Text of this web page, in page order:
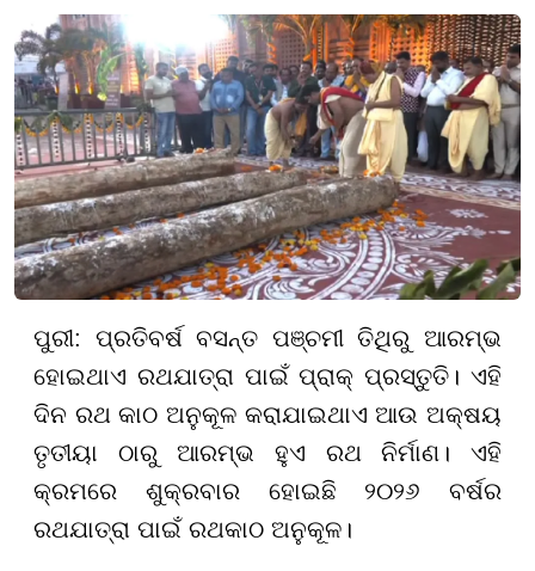
ପୁରୀ: ପ୍ରତିବର୍ଷ ବସନ୍ତ ପଞ୍ଚମୀ ତିଥିରୁ ଆରମ୍ଭ
ହୋଇଥାଏ ରଥଯାତ୍ରା ପାଇଁ ପ୍ରାକ୍ ପ୍ରସ୍ତୁତି। ଏହି
ଦିନ ରଥ କାଠ ଅନୁକୂଳ କରାଯାଇଥାଏ ଆଉ ଅକ୍ଷୟ
ତୃତୀୟା ଠାରୁ ଆରମ୍ଭ ହୁଏ ରଥ ନିର୍ମାଣ। ଏହି
କ୍ରମରେ ଶୁକ୍ରବାର ହୋଇଛି ୨୦୨୬ ବର୍ଷର
ରଥଯାତ୍ରା ପାଇଁ ରଥକାଠ ଅନୁକୂଳ।